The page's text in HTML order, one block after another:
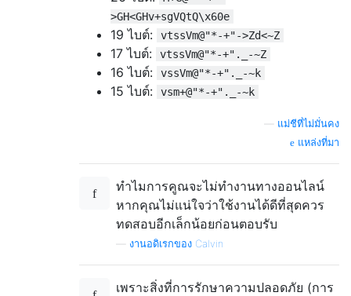
>GH<GHv+sgVQtQ\x60e
19 ไบต์: vtssVm@"*-+"->Zd<~Z
17 ไบต์: vtssVm@"*-+"._-~Z
16 ไบต์: vssVm@"*-+"._-~k
15 ไบต์: vsm+@"*-+"._-~k
แม่ชีที่ไม่มั่นคง
แหล่งที่มา
ทำไมการคูณจะไม่ทำงานทางออนไลน์
หากคุณไม่แน่ใจว่าใช้งานได้ดีที่สุดควร
ทดสอบอีกเล็กน้อยก่อนตอบรับ
งานอดิเรกของ Calvin
เพราะสิ่งที่การรักษาความปลอดภัย (การ